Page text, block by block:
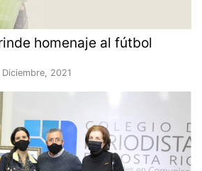
homenaje al fútbol
2021